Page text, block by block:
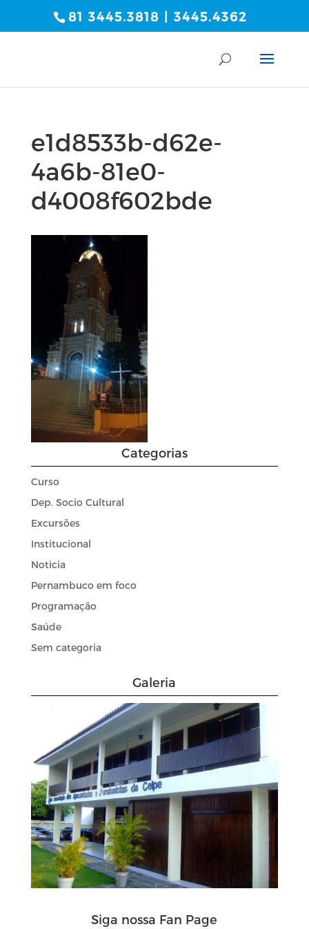
81 3445.3818 | 3445.4362
e1d8533b-d62e-
4a6b-81e0-
d4008f602bde
Categorias
Curso
Dep. Socio Cultural
Excursões
Institucional
Noticia
Pernambuco em foco
Programação
Saúde
Sem categoria
Galeria
Siga nossa Fan Page